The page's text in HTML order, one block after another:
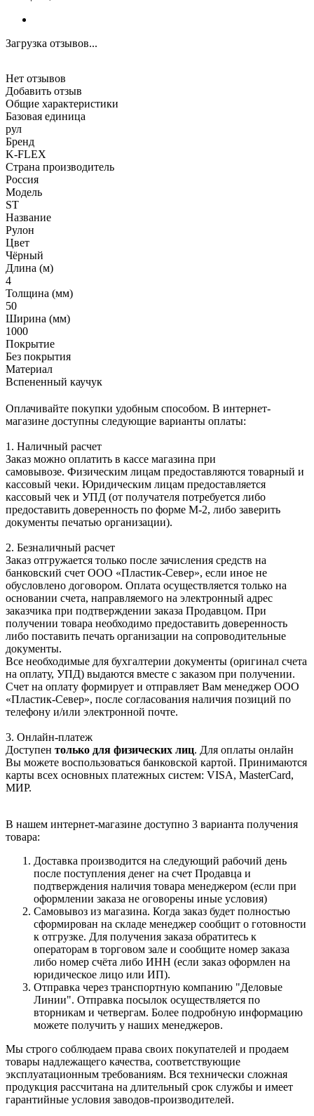
Загрузка отзывов...
Нет отзывов
Добавить отзыв
Общие характеристики
Базовая единица
рул
Бренд
K-FLEX
Страна производитель
Россия
Модель
ST
Название
Рулон
Цвет
Чёрный
Длина (м)
4
Толщина (мм)
50
Ширина (мм)
1000
Покрытие
Без покрытия
Материал
Вспененный каучук
Оплачивайте покупки удобным способом. В интернет-
магазине доступны следующие варианты оплаты:
1. Наличный расчет
Заказ можно оплатить в кассе магазина при
самовывозе. Физическим лицам предоставляются товарный и
кассовый чеки. Юридическим лицам предоставляется
кассовый чек и УПД (от получателя потребуется либо
предоставить доверенность по форме М-2, либо заверить
документы печатью организации).
2. Безналичный расчет
Заказ отгружается только после зачисления средств на
банковский счет ООО «Пластик-Север», если иное не
обусловлено договором. Оплата осуществляется только на
основании счета, направляемого на электронный адрес
заказчика при подтверждении заказа Продавцом. При
получении товара необходимо предоставить доверенность
либо поставить печать организации на сопроводительные
документы.
Все необходимые для бухгалтерии документы (оригинал счета
на оплату, УПД) выдаются вместе с заказом при получении.
Счет на оплату формирует и отправляет Вам менеджер ООО
«Пластик-Север», после согласования наличия позиций по
телефону и/или электронной почте.
3. Онлайн-платеж
Доступен только для физических лиц. Для оплаты онлайн
Вы можете воспользоваться банковской картой. Принимаются
карты всех основных платежных систем: VISA, MasterCard,
МИР.
В нашем интернет-магазине доступно 3 варианта получения
товара:
Доставка производится на следующий рабочий день
после поступления денег на счет Продавца и
подтверждения наличия товара менеджером (если при
оформлении заказа не оговорены иные условия)
Самовывоз из магазина. Когда заказ будет полностью
сформирован на складе менеджер сообщит о готовности
к отгрузке. Для получения заказа обратитесь к
операторам в торговом зале и сообщите номер заказа
либо номер счёта либо ИНН (если заказ оформлен на
юридическое лицо или ИП).
Отправка через транспортную компанию "Деловые
Линии". Отправка посылок осуществляется по
вторникам и четвергам. Более подробную информацию
можете получить у наших менеджеров.
Мы строго соблюдаем права своих покупателей и продаем
товары надлежащего качества, соответствующие
эксплуатационным требованиям. Вся технически сложная
продукция рассчитана на длительный срок службы и имеет
гарантийные условия заводов-производителей.